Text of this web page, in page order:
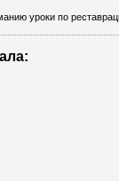
уроки по
: